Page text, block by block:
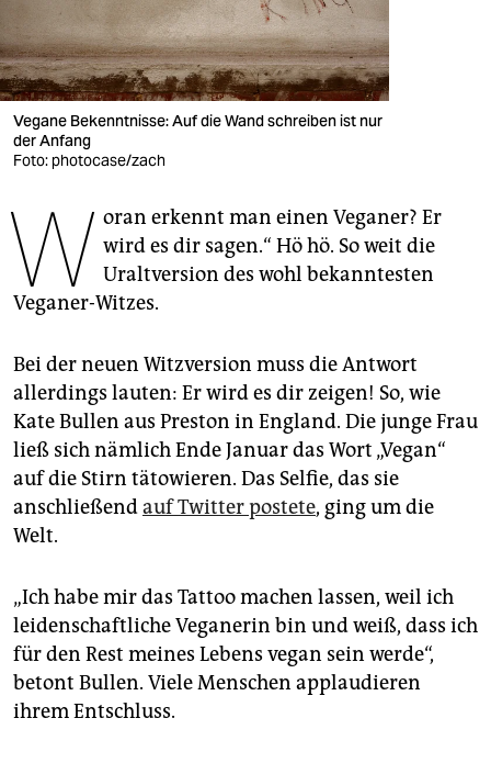
verlag
veranstaltungen
shop
fragen & hilfe
abo
genossenschaft
epaper login
Vegane Bekenntnisse: Auf die Wand schreiben ist nur
der Anfang
Foto: photocase/zach
W oran erkennt man einen Veganer? Er
wird es dir sagen.“ Hö hö. So weit die
Uraltversion des wohl bekanntesten
Veganer-Witzes.
Bei der neuen Witzversion muss die Antwort
allerdings lauten: Er wird es dir zeigen! So, wie
Kate Bullen aus Preston in England. Die junge Frau
ließ sich nämlich Ende Januar das Wort „Vegan“
auf die Stirn tätowieren. Das Selfie, das sie
anschließendauf Twitter postete, ging um die
Welt.
„Ich habe mir das Tattoo machen lassen, weil ich
leidenschaftliche Veganerin bin und weiß, dass ich
für den Rest meines Lebens vegan sein werde“,
betont Bullen. Viele Menschen applaudieren
ihrem Entschluss.